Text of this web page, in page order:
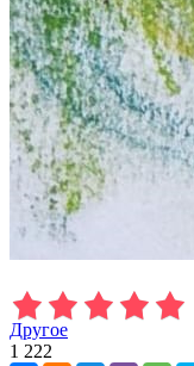
Другое
1 222